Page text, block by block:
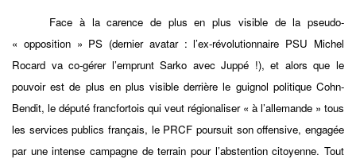
Face à la carence de plus en plus visible de la pseudo-
« opposition » PS (dernier avatar : l’ex-révolutionnaire PSU Michel
Rocard va co-gérer l’emprunt Sarko avec Juppé !), et alors que le
pouvoir est de plus en plus visible derrière le guignol politique Cohn-
Bendit, le député francfortois qui veut régionaliser « à l’allemande » tous
les services publics français, le PRCF poursuit son offensive, engagée
par une intense campagne de terrain pour l’abstention citoyenne. Tout